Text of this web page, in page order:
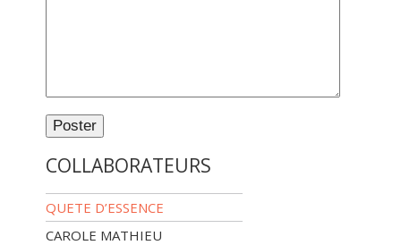
COLLABORATEURS
QUETE D’ESSENCE
CAROLE MATHIEU